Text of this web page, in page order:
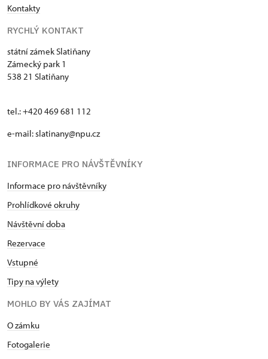
Kontakty
RYCHLÝ KONTAKT
státní zámek Slatiňany
Zámecký park 1
538 21 Slatiňany
tel.: +420 469 681 112
e-mail: slatinany@npu.cz
INFORMACE PRO NÁVŠTĚVNÍKY
Informace pro návštěvníky
Prohlídkové okruhy
Návštěvní doba
Rezervace
Vstupné
Tipy na výlety
MOHLO BY VÁS ZAJÍMAT
O zámku
Fotogalerie